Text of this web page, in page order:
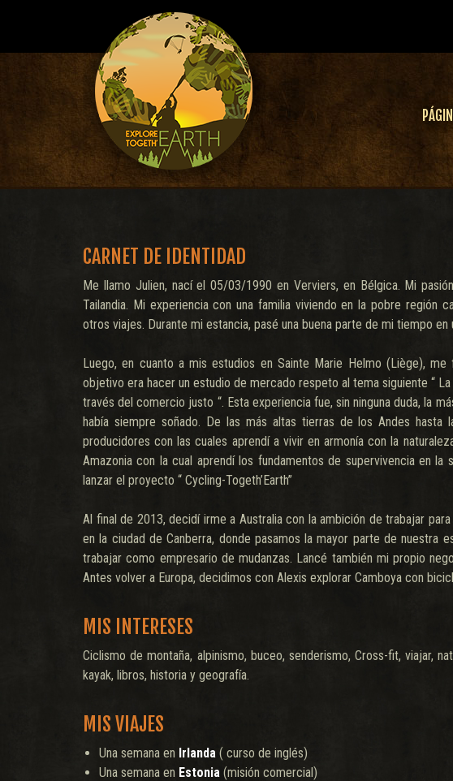
CARNET DE IDENTIDAD
Me llamo Julien, nací el 05/03/1990 en Verviers, en Bélgica. Mi
Tailandia. Mi experiencia con una familia viviendo en la pobre región
otros viajes. Durante mi estancia, pasé una buena parte de mi tiempo
Luego, en cuanto a mis estudios en Sainte Marie Helmo (Liège), me
objetivo era hacer un estudio de mercado respeto al tema siguiente “
través del comercio justo “. Esta experiencia fue, sin ninguna duda, la
había siempre soñado. De las más altas tierras de los Andes hasta
producidores con las cuales aprendí a vivir en armonía con la
Amazonia con la cual aprendí los fundamentos de supervivencia en la
lanzar el proyecto “ Cycling-Togeth’Earth”
Al final de 2013, decidí irme a Australia con la ambición de trabajar
en la ciudad de Canberra, donde pasamos la mayor parte de nuestra
trabajar como empresario de mudanzas. Lancé también mi propio
Antes volver a Europa, decidimos con Alexis explorar Camboya con
MIS INTERESES
Ciclismo de montaña, alpinismo, buceo, senderismo, Cross-fit, viajar,
kayak, libros, historia y geografía.
MIS VIAJES
Una semana en Irlanda ( curso de inglés)
Una semana en Estonia (misión comercial)